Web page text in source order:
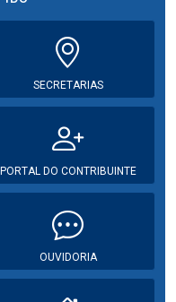
SECRETARIAS
PORTAL DO CONTRIBUINTE
OUVIDORIA